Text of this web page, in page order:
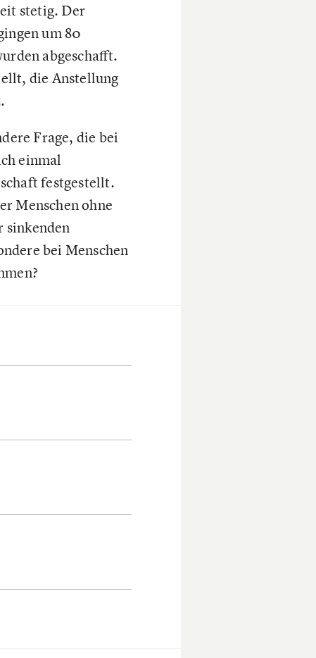
stetig. Der
um 80
abgeschafft.
die Anstellung
Frage, die bei
einmal
festgestellt.
Menschen ohne
sinkenden
bei Menschen